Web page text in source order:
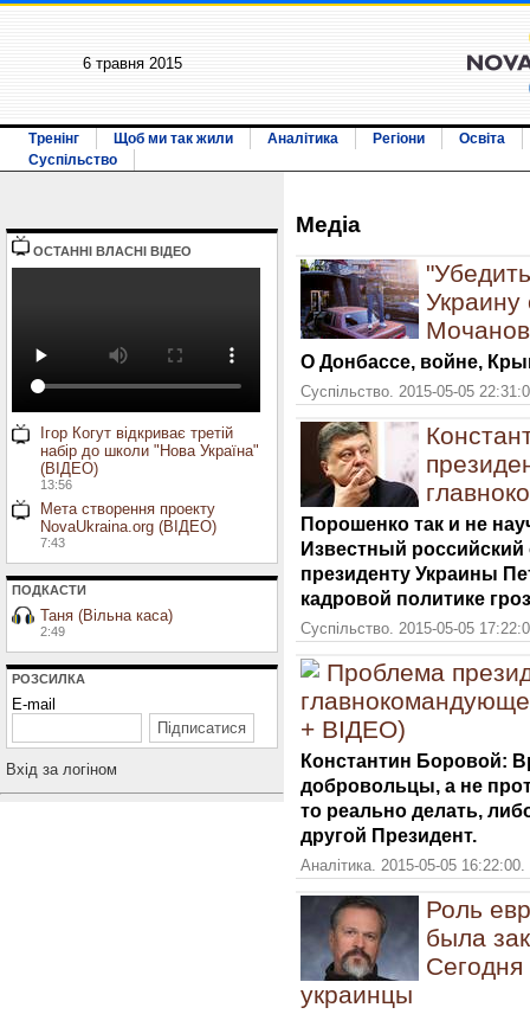
6 травня 2015
Тренінг Щоб ми так жили Аналітика Регіони
Освіта
Суспільство
ОСТАННI ВЛАСНI ВIДЕО
Ігор Когут відкриває третій
набір до школи "Нова Україна"
(ВІДЕО)
13:56
Мета створення проекту
NovaUkraina.org (ВІДЕО)
7:43
ПОДКАСТИ
Таня (Вільна каса)
2:49
РОЗСИЛКА
E-mail
Вхiд за логiном
Медiа
Украину
Мочанов
О Донбассе, войне,
Суспільство. 2015-05-05
Порошенко так и не
Известный российский
президенту Украины
кадровой политике
Суспільство. 2015-05-05
Проблема
+ ВІДЕО)
Константин Боровой:
добровольцы, а не
то реально делать,
другой Президент.
Аналітика. 2015-05-05
Роль
была
украинцы